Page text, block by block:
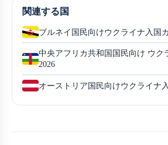
関連する国
ブルネイ国民向けウクライナ入国
中央アフリカ共和国国民向け ウク
2026
オーストリア国民向けウクライナ